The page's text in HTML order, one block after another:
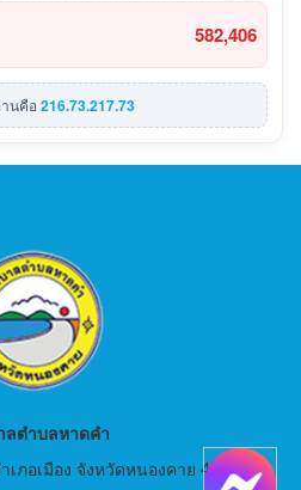
582,406
นคือ216.73.217.73
ลตำบลหาดคำ
ภอเมือง จังหวัดหนองคาย 43000